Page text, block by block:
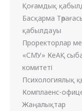
Қоғамдық
Басқарма
қабылдауы
Проректорлар
«СМУ» КеАҚ
комитеті
Психологиялық
Комплаенс-
Жаңалықтар